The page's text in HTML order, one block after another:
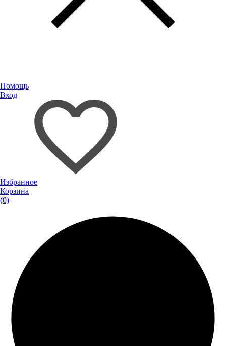
Помощь
Вход
Избранное
Корзина
(0)